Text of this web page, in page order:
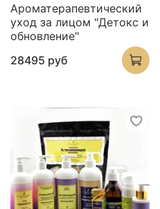
Ароматерапевтический
уход за лицом "Детокс и
обновление"
28495 руб